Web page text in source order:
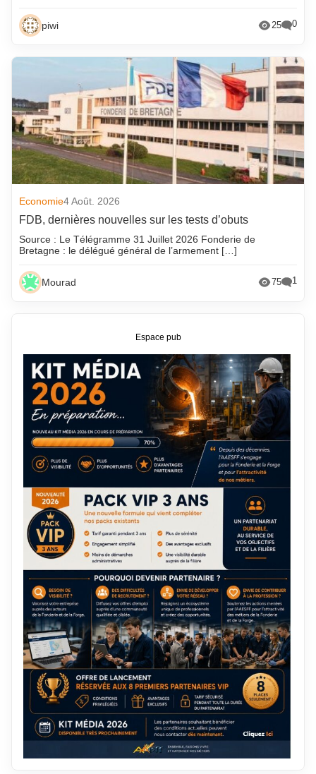
piwi 25 0
Economie4 Août. 2026
FDB, dernières nouvelles sur les tests d’obuts
Source : Le Télégramme 31 Juillet 2026 Fonderie de
Bretagne : le délégué général de l’armement […]
Mourad 75 1
Espace pub